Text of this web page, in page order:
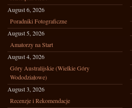
August 6, 2026
Poradniki Fotograficzne
August 5, 2026
Amatorzy na Start
August 4, 2026
Góry Australijskie (Wielkie Góry
Wododziałowe)
August 3, 2026
Recenzje i Rekomendacje